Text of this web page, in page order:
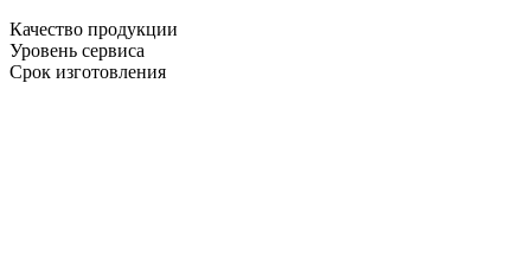
Качество продукции
Уровень сервиса
Срок изготовления